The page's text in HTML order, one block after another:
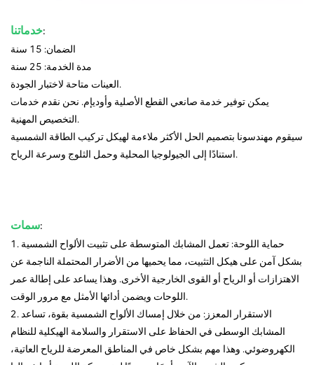
خدماتنا:
الضمان: 15 سنة
مدة الخدمة: 25 سنة
العينات متاحة لاختبار الجودة.
يمكن توفير خدمة صانعي القطع الأصلية وأوديإم. نحن نقدم خدمات
التخصيص المهنية.
سيقوم مهندسونا بتصميم الحل الأكثر ملاءمة لهيكل تركيب الطاقة الشمسية
استنادًا إلى الجيولوجيا المحلية وحمل الثلوج وسرعة الرياح.
سمات:
1. حماية اللوحة: تعمل المشابك المتوسطة على تثبيت الألواح الشمسية
بشكل آمن على هيكل التثبيت، مما يحميها من الأضرار المحتملة الناجمة عن
الاهتزازات أو الرياح أو القوى الخارجية الأخرى. وهذا يساعد على إطالة عمر
اللوحات ويضمن أدائها الأمثل مع مرور الوقت.
2. الاستقرار المعزز: من خلال إمساك الألواح الشمسية بقوة، تساعد
المشابك الوسطى في الحفاظ على الاستقرار والسلامة الهيكلية للنظام
الكهروضوئي. وهذا مهم بشكل خاص في المناطق المعرضة للرياح العاتية،